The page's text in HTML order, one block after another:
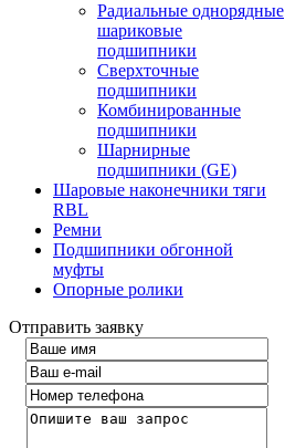
Радиальные однорядные
шариковые
подшипники
Сверхточные
подшипники
Комбинированные
подшипники
Шарнирные
подшипники (GE)
Шаровые наконечники тяги
RBL
Ремни
Подшипники обгонной
муфты
Опорные ролики
Отправить заявку